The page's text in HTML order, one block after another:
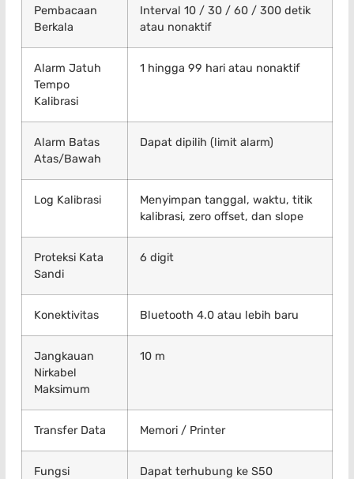
Pembacaan
Berkala
Interval 10 / 30 / 60 / 300 detik
atau nonaktif
Alarm Jatuh
Tempo
Kalibrasi
1 hingga 99 hari atau nonaktif
Alarm Batas
Atas/Bawah
Dapat dipilih (limit alarm)
Log Kalibrasi
Menyimpan tanggal, waktu, titik
kalibrasi, zero offset, dan slope
Proteksi Kata
Sandi
6 digit
Konektivitas Bluetooth 4.0 atau lebih baru
Jangkauan
Nirkabel
Maksimum
10 m
Transfer Data Memori / Printer
Fungsi
Dapat terhubung ke S50